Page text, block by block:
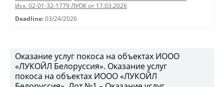
Исх. 02-01-32-1779 ЛУОК от 17.03.2026
Deadline: 03/24/2026
Оказание услуг покоса на объектах ИООО
«ЛУКОЙЛ Белоруссия». Оказание услуг
покоса на объектах ИООО «ЛУКОЙЛ